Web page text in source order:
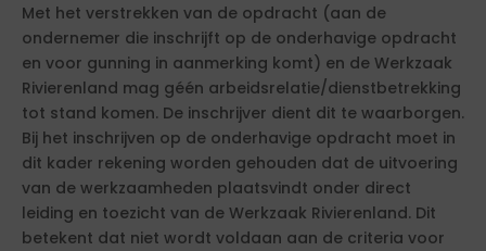
Met het verstrekken van de opdracht (aan de
ondernemer die inschrijft op de onderhavige opdracht
en voor gunning in aanmerking komt) en de Werkzaak
Rivierenland mag géén arbeidsrelatie/dienstbetrekking
tot stand komen. De inschrijver dient dit te waarborgen.
Bij het inschrijven op de onderhavige opdracht moet in
dit kader rekening worden gehouden dat de uitvoering
van de werkzaamheden plaatsvindt onder direct
leiding en toezicht van de Werkzaak Rivierenland. Dit
betekent dat niet wordt voldaan aan de criteria voor